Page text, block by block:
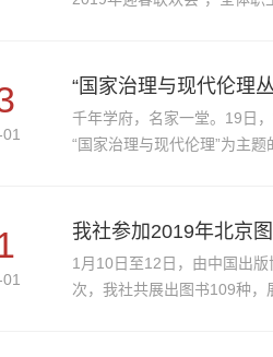
“国家治理与现代伦理
千年学府，名家一堂。19日
我社参加2019年北京
1月10日至12日，由中国出
次，我社共展出图书109种，